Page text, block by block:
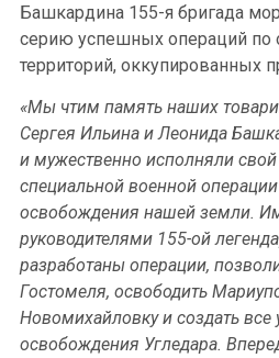
Башкардина 155-я бригада
серию успешных операций
территорий, оккупированных
«Мы чтим память наших
Сергея Ильина и Леонида
и мужественно исполняли
специальной военной
освобождения нашей земли.
руководителями 155-ой
разработаны операции,
Гостомеля, освободить
Новомихайловку и создать все
освобождения Угледара.